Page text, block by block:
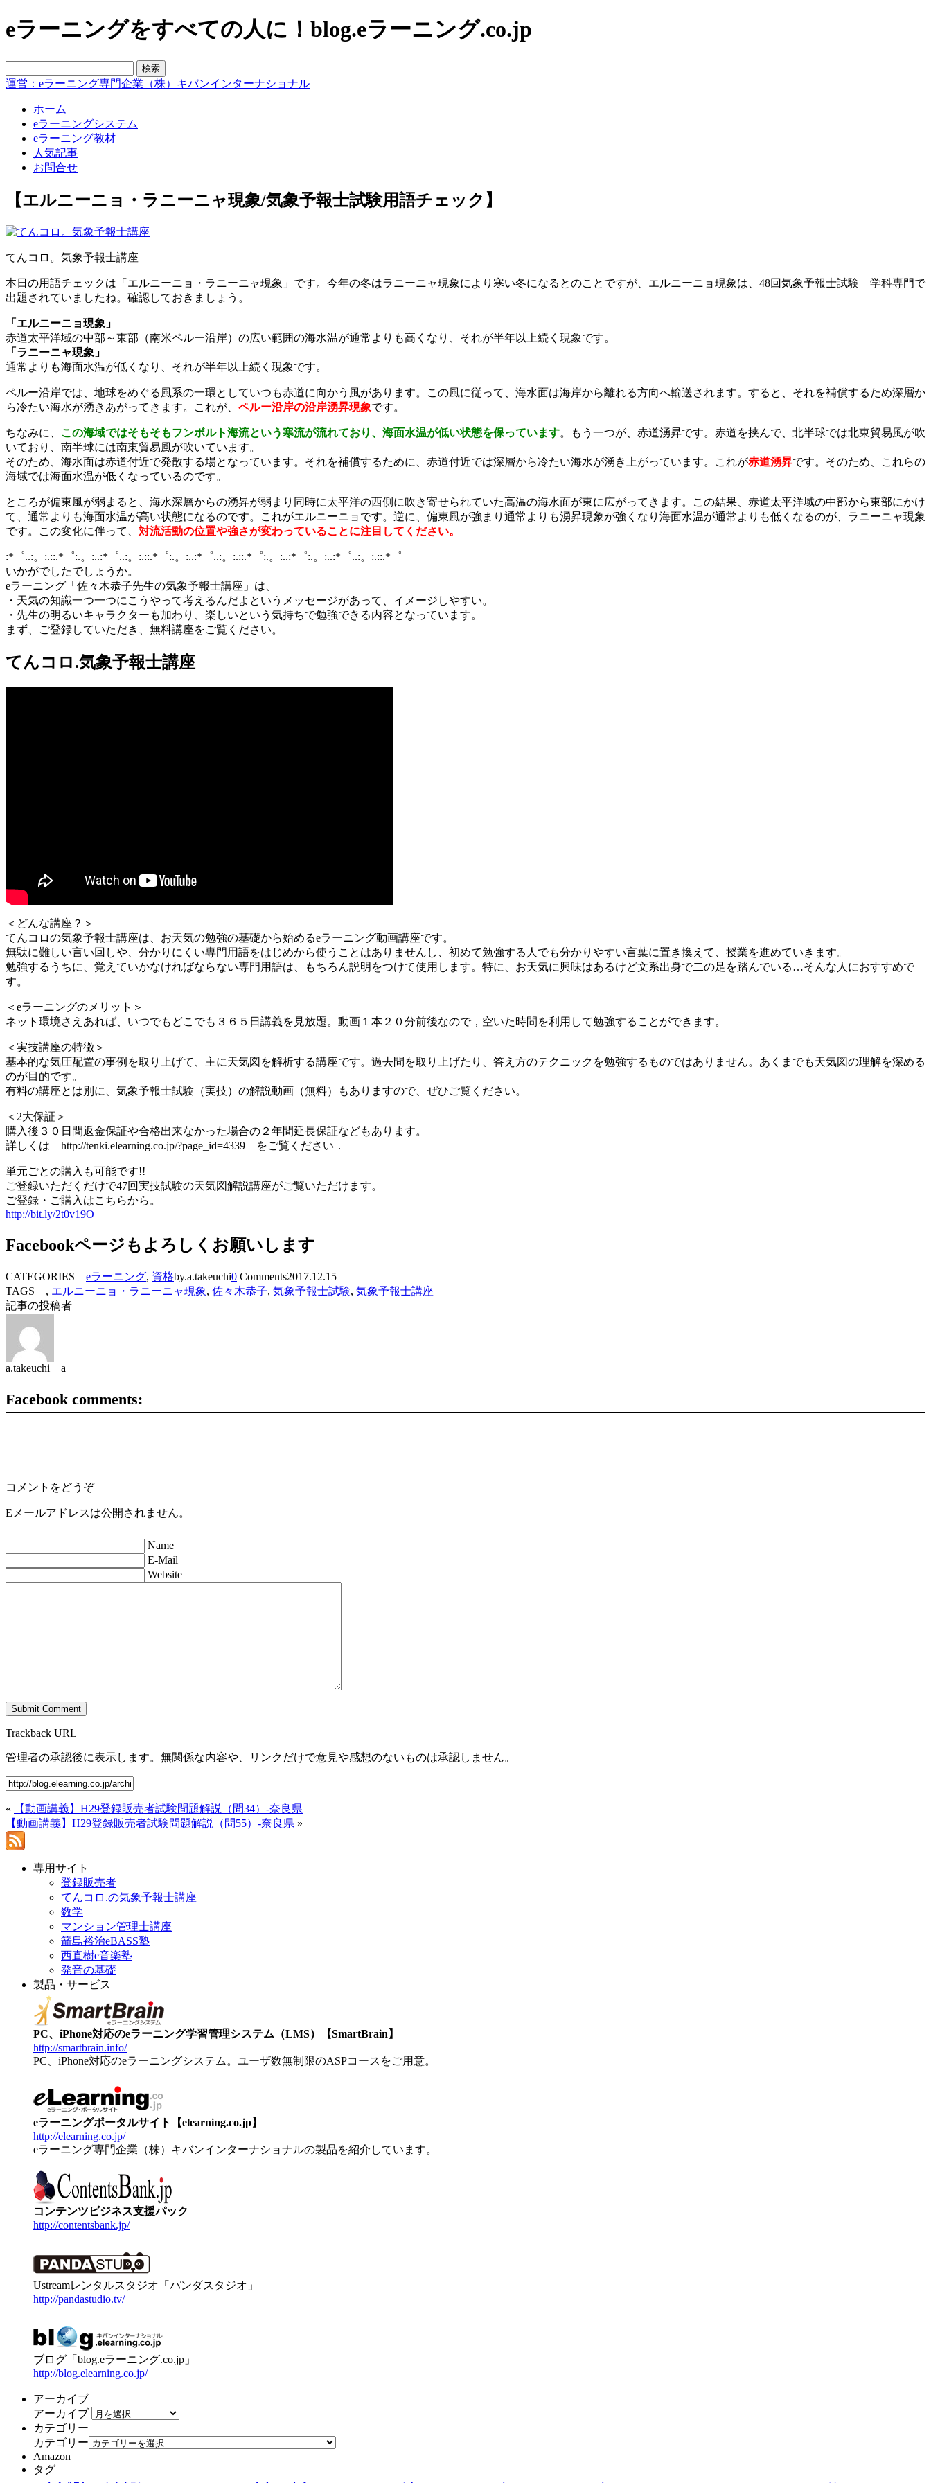
eラーニングをすべての人に！blog.eラーニング.co.jp
運営：eラーニング専門企業（株）キバンインターナショナル
ホーム
eラーニングシステム
eラーニング教材
人気記事
お問合せ
【エルニーニョ・ラニーニャ現象/気象予報士試験用語チェック】
てんコロ。気象予報士講座
本日の用語チェックは「エルニーニョ・ラニーニャ現象」です。今年の冬はラニーニャ現象により寒い冬になるとのことですが、エルニーニョ現象は、48回気象予報士試験 学科専門で
出題されていましたね。確認しておきましょう。
「エルニーニョ現象」
赤道太平洋域の中部～東部（南米ペルー沿岸）の広い範囲の海水温が通常よりも高くなり、それが半年以上続く現象です。
「ラニーニャ現象」
通常よりも海面水温が低くなり、それが半年以上続く現象です。
ペルー沿岸では、地球をめぐる風系の一環としていつも赤道に向かう風があります。この風に従って、海水面は海岸から離れる方向へ輸送されます。すると、それを補償するため深層か
ら冷たい海水が湧きあがってきます。これが、 ペルー沿岸の沿岸湧昇現象です。
ちなみに、 この海域ではそもそもフンボルト海流という寒流が流れており、海面水温が低い状態を保っています。もう一つが、赤道湧昇です。赤道を挟んで、北半球では北東貿易風が吹
いており、南半球には南東貿易風が吹いています。
そのため、海水面は赤道付近で発散する場となっています。それを補償するために、赤道付近では深層から冷たい海水が湧き上がっています。これが赤道湧昇です。そのため、これらの
海域では海面水温が低くなっているのです。
ところが偏東風が弱まると、海水深層からの湧昇が弱まり同時に太平洋の西側に吹き寄せられていた高温の海水面が東に広がってきます。この結果、赤道太平洋域の中部から東部にかけ
て、通常よりも海面水温が高い状態になるのです。これがエルニーニョです。逆に、偏東風が強まり通常よりも湧昇現象が強くなり海面水温が通常よりも低くなるのが、ラニーニャ現象
です。この変化に伴って、 対流活動の位置や強さが変わっていることに注目してください。
:*゜..:。:.::.*゜:.。:..:*゜..:。:.::.*゜:.。:..:*゜..:。:.::.*゜:.。:..:*゜:.。:..:*゜..:。:.::.*゜
いかがでしたでしょうか。
eラーニング「佐々木恭子先生の気象予報士講座」は、
・天気の知識一つ一つにこうやって考えるんだよというメッセージがあって、イメージしやすい。
・先生の明るいキャラクターも加わり、楽しいという気持ちで勉強できる内容となっています。
まず、ご登録していただき、無料講座をご覧ください。
てんコロ.気象予報士講座
＜どんな講座？＞
てんコロの気象予報士講座は、お天気の勉強の基礎から始めるeラーニング動画講座です。
無駄に難しい言い回しや、分かりにくい専門用語をはじめから使うことはありませんし、初めて勉強する人でも分かりやすい言葉に置き換えて、授業を進めていきます。
勉強するうちに、覚えていかなければならない専門用語は、もちろん説明をつけて使用します。特に、お天気に興味はあるけど文系出身で二の足を踏んでいる…そんな人におすすめで
す。
＜eラーニングのメリット＞
ネット環境さえあれば、いつでもどこでも３６５日講義を見放題。動画１本２０分前後なので，空いた時間を利用して勉強することができます。
＜実技講座の特徴＞
基本的な気圧配置の事例を取り上げて、主に天気図を解析する講座です。過去問を取り上げたり、答え方のテクニックを勉強するものではありません。あくまでも天気図の理解を深める
のが目的です。
有料の講座とは別に、気象予報士試験（実技）の解説動画（無料）もありますので、ぜひご覧ください。
＜2大保証＞
購入後３０日間返金保証や合格出来なかった場合の２年間延長保証などもあります。
詳しくは http://tenki.elearning.co.jp/?page_id=4339 をご覧ください．
単元ごとの購入も可能です!!
ご登録いただくだけで47回実技試験の天気図解説講座がご覧いただけます。
ご登録・ご購入はこちらから。
http://bit.ly/2t0v19O
Facebookページもよろしくお願いします
CATEGORIES eラーニング, 資格by.a.takeuchi0 Comments2017.12.15
TAGS , エルニーニョ・ラニーニャ現象, 佐々木恭子, 気象予報士試験, 気象予報士講座
記事の投稿者
a.takeuchi a
Facebook comments:
コメントをどうぞ
Eメールアドレスは公開されません。
Name
E-Mail
Website
Trackback URL
管理者の承認後に表示します。無関係な内容や、リンクだけで意見や感想のないものは承認しません。
«
【動画講義】H29登録販売者試験問題解説（問34）-奈良県
【動画講義】H29登録販売者試験問題解説（問55）-奈良県 »
専用サイト
登録販売者
てんコロ.の気象予報士講座
数学
マンション管理士講座
箭島裕治eBASS塾
西直樹e音楽塾
発音の基礎
製品・サービス
PC、iPhone対応のeラーニング学習管理システム（LMS）【SmartBrain】
http://smartbrain.info/
PC、iPhone対応のeラーニングシステム。ユーザ数無制限のASPコースをご用意。
eラーニングポータルサイト【elearning.co.jp】
http://elearning.co.jp/
eラーニング専門企業（株）キバンインターナショナルの製品を紹介しています。
コンテンツビジネス支援パック
http://contentsbank.jp/
Ustreamレンタルスタジオ「パンダスタジオ」
http://pandastudio.tv/
ブログ「blog.eラーニング.co.jp」
http://blog.elearning.co.jp/
アーカイブ
アーカイブ
カテゴリー
カテゴリー
Amazon
タグ